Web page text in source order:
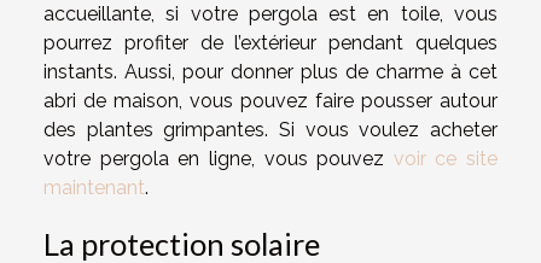
accueillante, si votre pergola est en toile, vous
pourrez profiter de l’extérieur pendant quelques
instants. Aussi, pour donner plus de charme à cet
abri de maison, vous pouvez faire pousser autour
des plantes grimpantes. Si vous voulez acheter
votre pergola en ligne, vous pouvez voir ce site
maintenant.
La protection solaire